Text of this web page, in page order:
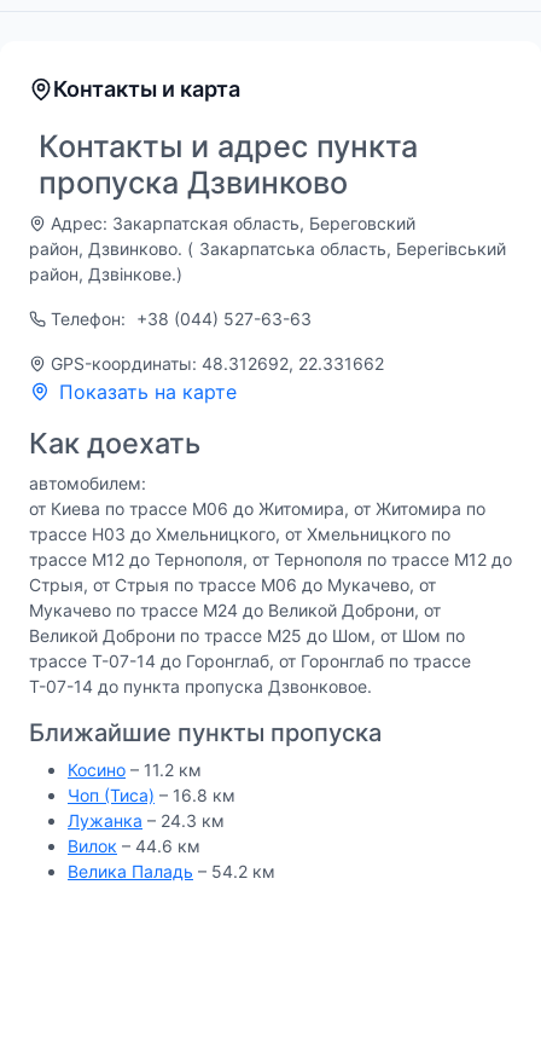
Контакты и карта
Контакты и адрес пункта
пропуска Дзвинково
Адрес: Закарпатская область, Береговский
район, Дзвинково. ( Закарпатська область, Берегівський
район, Дзвінкове.)
Телефон: +38 (044) 527-63-63
GPS-координаты: 48.312692, 22.331662
Показать на карте
Как доехать
автомобилем:
от Киева по трассе М06 до Житомира, от Житомира по
трассе Н03 до Хмельницкого, от Хмельницкого по
трассе М12 до Тернополя, от Тернополя по трассе М12 до
Стрыя, от Стрыя по трассе М06 до Мукачево, от
Мукачево по трассе М24 до Великой Доброни, от
Великой Доброни по трассе М25 до Шом, от Шом по
трассе Т-07-14 до Горонглаб, от Горонглаб по трассе
Т-07-14 до пункта пропуска Дзвонковое.
Ближайшие пункты пропуска
Косино – 11.2 км
Чоп (Тиса) – 16.8 км
Лужанка – 24.3 км
Вилок – 44.6 км
Велика Паладь – 54.2 км